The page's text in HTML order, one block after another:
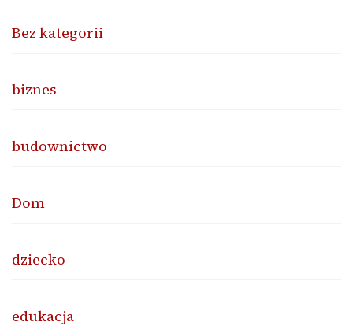
Bez kategorii
biznes
budownictwo
Dom
dziecko
edukacja